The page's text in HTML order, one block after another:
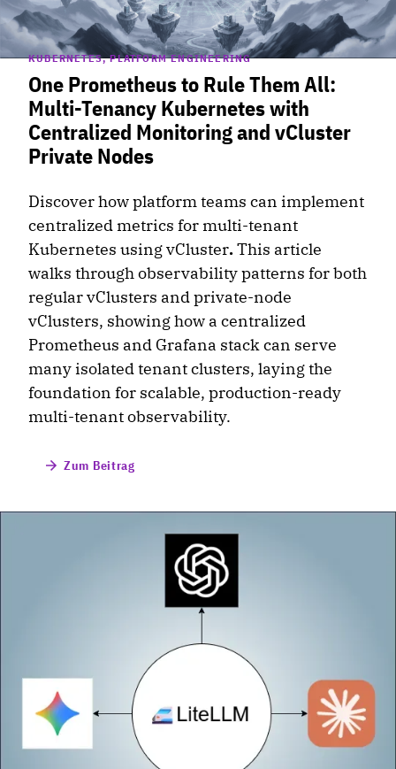
KUBERNETES, PLATFORM ENGINEERING
One Prometheus to Rule Them All:
Multi-Tenancy Kubernetes with
Centralized Monitoring and vCluster
Private Nodes
Discover how platform teams can implement
centralized metrics for multi-tenant
Kubernetes using vCluster.This article
walks through observability patterns for both
regular vClusters and private-node
vClusters, showing how a centralized
Prometheus and Grafana stack can serve
many isolated tenant clusters, laying the
foundation for scalable, production-ready
multi-tenant observability.
Zum Beitrag